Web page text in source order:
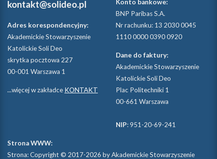
kontakt@solideo.pl
Adres korespondencyjny:
Akademickie Stowarzyszenie
Katolickie Soli Deo
skrytka pocztowa 227
00-001 Warszawa 1
...więcej w zakładce KONTAKT
Konto bankowe:
BNP Paribas S.A.
Nr rachunku: 13 2030 0045
1110 0000 0390 0920
Dane do faktury:
Akademickie Stowarzyszenie
Katolickie Soli Deo
Plac Politechniki 1
00-661 Warszawa
NIP: 951-20-69-241
Strona WWW:
Strona: Copyright © 2017-2026 by Akademickie Stowarzyszenie